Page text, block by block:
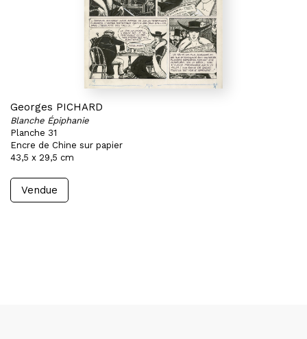
Georges PICHARD
Blanche Épiphanie
Planche 31
Encre de Chine sur papier
43,5 x 29,5 cm
Vendue